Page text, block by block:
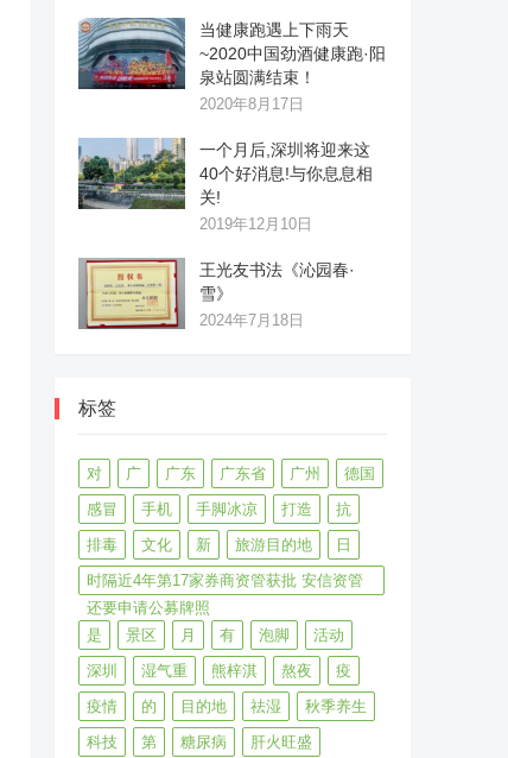
当健康跑遇上下雨天
~2020中国劲酒健康跑·阳
泉站圆满结束！
2020年8月17日
一个月后,深圳将迎来这
40个好消息!与你息息相
关!
2019年12月10日
王光友书法《沁园春·
雪》
2024年7月18日
标签
对 广 广东 广东省 广州
德国
感冒
手机 手脚冰凉 打造
抗
排毒
文化 新 旅游目的地
日
时隔近4年第17家券商资管获批 安信资管
还要申请公募牌照
是
景区 月 有 泡脚
活动
深圳
湿气重 熊梓淇 熬夜
疫
疫情
的 目的地 祛湿
秋季养生
科技
第 糖尿病
肝火旺盛